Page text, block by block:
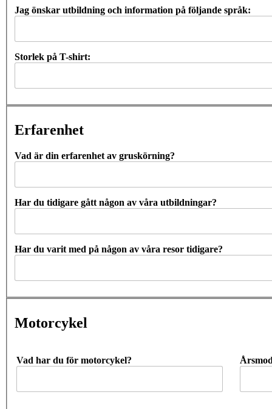
Jag önskar utbildning och information på följande språk:
Storlek på T-shirt:
Erfarenhet
Vad är din erfarenhet av gruskörning?
Har du tidigare gått någon av våra utbildningar?
Har du varit med på någon av våra resor tidigare?
Motorcykel
Vad har du för motorcykel?